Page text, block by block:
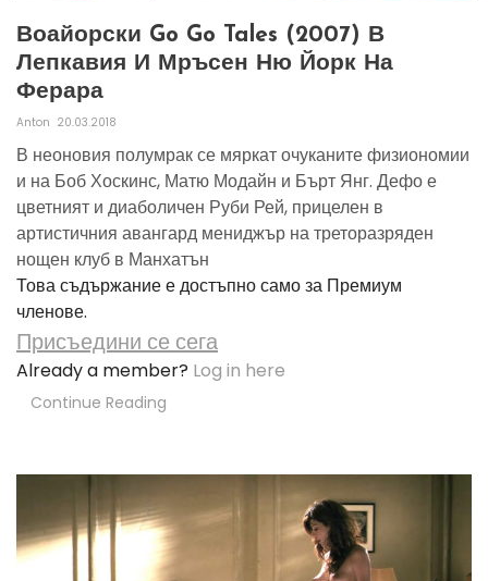
Воайорски Go Go Tales (2007) В
Лепкавия И Мръсен Ню Йорк На
Ферара
Anton 20.03.2018
В неоновия полумрак се мяркат очуканите физиономии
и на Боб Хоскинс, Матю Модайн и Бърт Янг. Дефо е
цветният и диаболичен Руби Рей, прицелен в
артистичния авангард мениджър на треторазряден
нощен клуб в Манхатън
Това съдържание е достъпно само за Премиум
членове.
Присъедини се сега
Already a member? Log in here
Continue Reading